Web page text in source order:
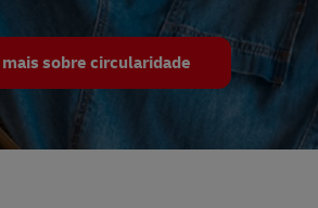
sobre circularidade